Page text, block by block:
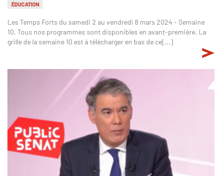
ÉDUCATION
Les Temps Forts du samedi 2 au vendredi 8 mars 2024 - Semaine
10. Tous nos programmes sont disponibles en avant-première. La
grille de la semaine 10 est à télécharger en bas de ce[...]